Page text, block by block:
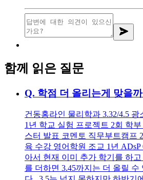
함께 읽은 질문
Q. 학점 더 올리는게 맞을
건동홍라인 물리학과 3.32/4.5
1년 학교 실험 프로젝트 2회 학
스터 발표 코멘토 직무부트캠프
육 수강 영어학원 조교 1년
아서 현재 이미 추가 학기를 하고
를 더하면 3.45까지는 더 올릴 수